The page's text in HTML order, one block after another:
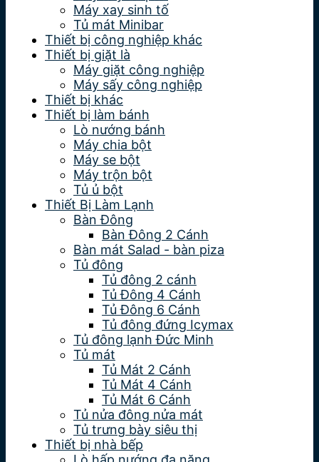
Máy xay sinh tố
Tủ mát Minibar
Thiết bị công nghiệp khác
Thiết bị giặt là
Máy giặt công nghiệp
Máy sấy công nghiệp
Thiết bị khác
Thiết bị làm bánh
Lò nướng bánh
Máy chia bột
Máy se bột
Máy trộn bột
Tủ ủ bột
Thiết Bị Làm Lạnh
Bàn Đông
Bàn Đông 2 Cánh
Bàn mát Salad - bàn piza
Tủ đông
Tủ đông 2 cánh
Tủ Đông 4 Cánh
Tủ Đông 6 Cánh
Tủ đông đứng Icymax
Tủ đông lạnh Đức Minh
Tủ mát
Tủ Mát 2 Cánh
Tủ Mát 4 Cánh
Tủ Mát 6 Cánh
Tủ nửa đông nửa mát
Tủ trưng bày siêu thị
Thiết bị nhà bếp